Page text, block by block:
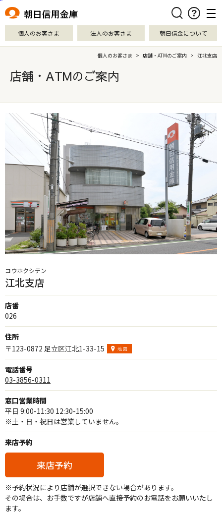
検索
個人のお客さま 法人のお客さま 朝日信金について
個人のお客さま > 店舗・ATMのご案内 > 江北支店
店舗・ATMのご案内
江北支店
コウホクシテン
店番
026
住所
〒123-0872 足立区江北1-33-15
電話番号
03-3856-0311
窓口営業時間
平日 9:00-11:30 12:30-15:00
※土・日・祝日は営業していません。
来店予約
来店予約
※予約状況により店舗が選択できない場合があります。
その場合は、お手数ですが店舗へ直接予約のお電話をお願いいたし
ます。